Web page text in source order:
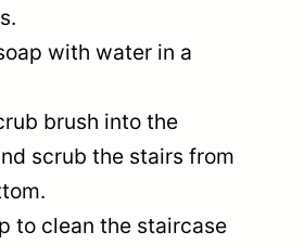
with water in a
brush into the
scrub the stairs from
to clean the staircase